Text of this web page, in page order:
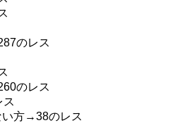
のレス
のレス
い方→38のレス